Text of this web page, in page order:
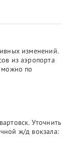
изменений.
из аэропорта
можно по
Уточнить
ж/д вокзала: